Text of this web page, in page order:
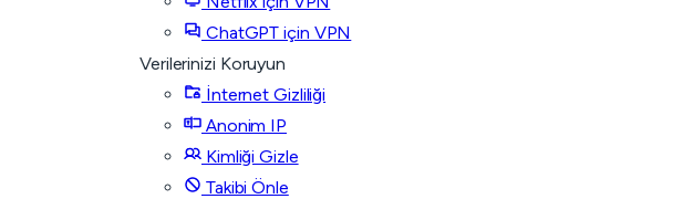
ChatGPT için VPN
Verilerinizi Koruyun
İnternet Gizliliği
Anonim IP
Kimliği Gizle
Takibi Önle